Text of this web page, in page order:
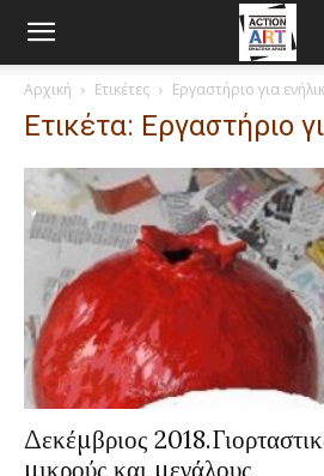
Αρχική Ετικέτες Εργαστήριο για
Ετικέτα: Εργαστήριο
Δεκέμβριος